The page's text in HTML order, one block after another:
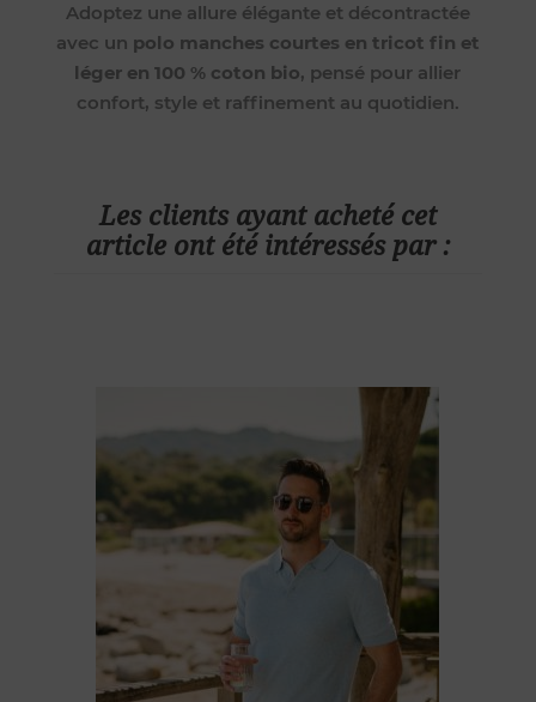
Adoptez une allure élégante et décontractée
avec un polo manches courtes en tricot fin et
léger en 100 % coton bio, pensé pour allier
confort, style et raffinement au quotidien.
Les clients ayant acheté cet
article ont été intéressés par :